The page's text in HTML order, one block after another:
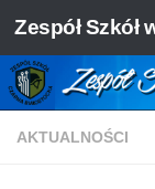
Skip to content
Zespół Szkół
AKTUALNOŚCI